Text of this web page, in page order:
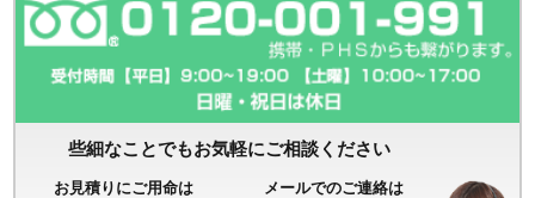
些細なことでもお気軽にご相談ください
お見積りにご用命は メールでのご連絡は